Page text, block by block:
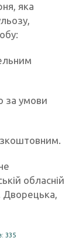
яка
за умови
обласній
Дворецька,
335